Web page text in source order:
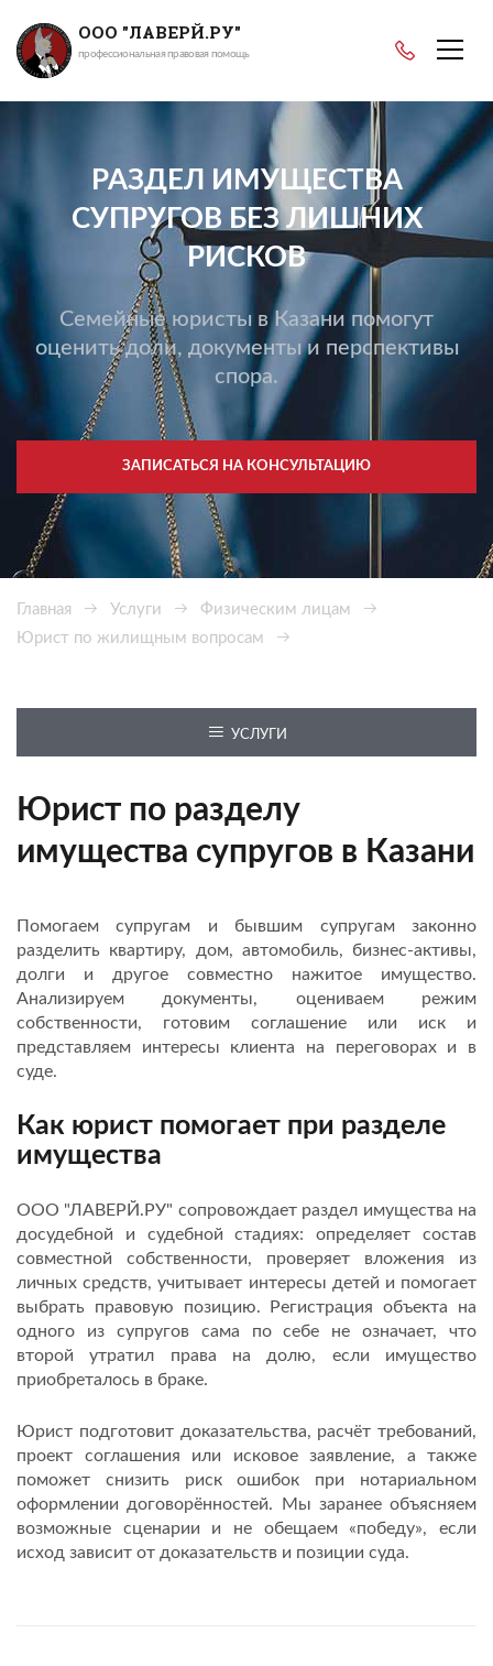
ООО "ЛАВЕРЙ.РУ"
профессиональная правовая помощь
РАЗДЕЛ ИМУЩЕСТВА
СУПРУГОВ БЕЗ ЛИШНИХ
РИСКОВ
Семейные юристы в Казани помогут
оценить доли, документы и перспективы
спора.
ЗАПИСАТЬСЯ НА КОНСУЛЬТАЦИЮ
Главная Услуги
Физическим лицам
Юрист по жилищным вопросам
УСЛУГИ
Юрист по разделу
имущества супругов в Казани
Помогаем супругам и бывшим супругам законно
разделить квартиру, дом, автомобиль, бизнес-активы,
долги и другое совместно нажитое имущество.
Анализируем документы, оцениваем режим
собственности, готовим соглашение или иск и
представляем интересы клиента на переговорах и в
суде.
Как юрист помогает при разделе
имущества
ООО "ЛАВЕРЙ.РУ" сопровождает раздел имущества на
досудебной и судебной стадиях: определяет состав
совместной собственности, проверяет вложения из
личных средств, учитывает интересы детей и помогает
выбрать правовую позицию. Регистрация объекта на
одного из супругов сама по себе не означает, что
второй утратил права на долю, если имущество
приобреталось в браке.
Юрист подготовит доказательства, расчёт требований,
проект соглашения или исковое заявление, а также
поможет снизить риск ошибок при нотариальном
оформлении договорённостей. Мы заранее объясняем
возможные сценарии и не обещаем «победу», если
исход зависит от доказательств и позиции суда.